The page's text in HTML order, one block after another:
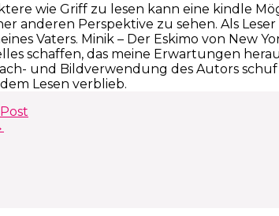
wie Griff zu lesen kann eine kindle
anderen Perspektive zu sehen. Als
Vaters. Minik – Der Eskimo von New
schaffen, das meine Erwartungen
und Bildverwendung des Autors
Lesen verblieb.